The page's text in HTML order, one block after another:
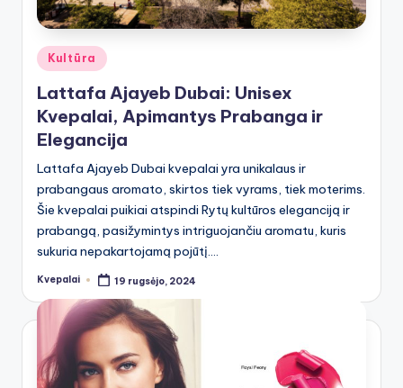
Posted
in
Kultūra
Lattafa Ajayeb Dubai: Unisex
Kvepalai, Apimantys Prabanga ir
Elegancija
Lattafa Ajayeb Dubai kvepalai yra unikalaus ir
prabangaus aromato, skirtos tiek vyrams, tiek moterims.
Šie kvepalai puikiai atspindi Rytų kultūros eleganciją ir
prabangą, pasižymintys intriguojančiu aromatu, kuris
sukuria nepakartojamą pojūtį.…
Posted
Kvepalai 19 rugsėjo, 2024